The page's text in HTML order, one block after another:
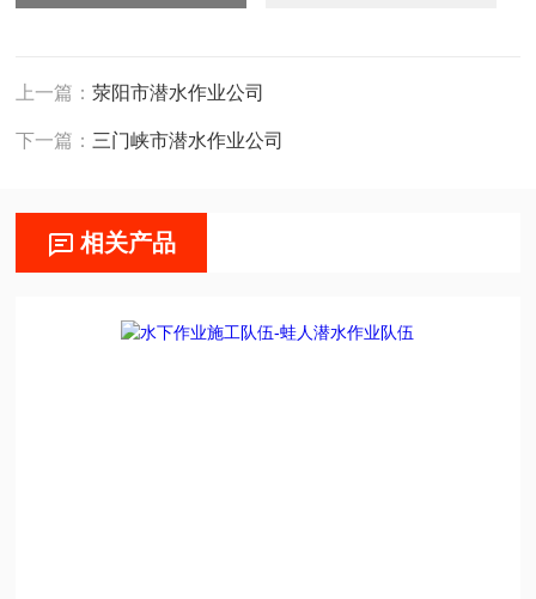
上一篇：荥阳市潜水作业公司
下一篇： 三门峡市潜水作业公司
相关产品